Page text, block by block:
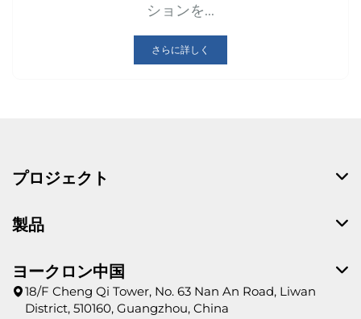
ションを...
さらに詳しく
プロジェクト
製品
ヨークロン中国
18/F Cheng Qi Tower, No. 63 Nan An Road, Liwan
District, 510160, Guangzhou, China